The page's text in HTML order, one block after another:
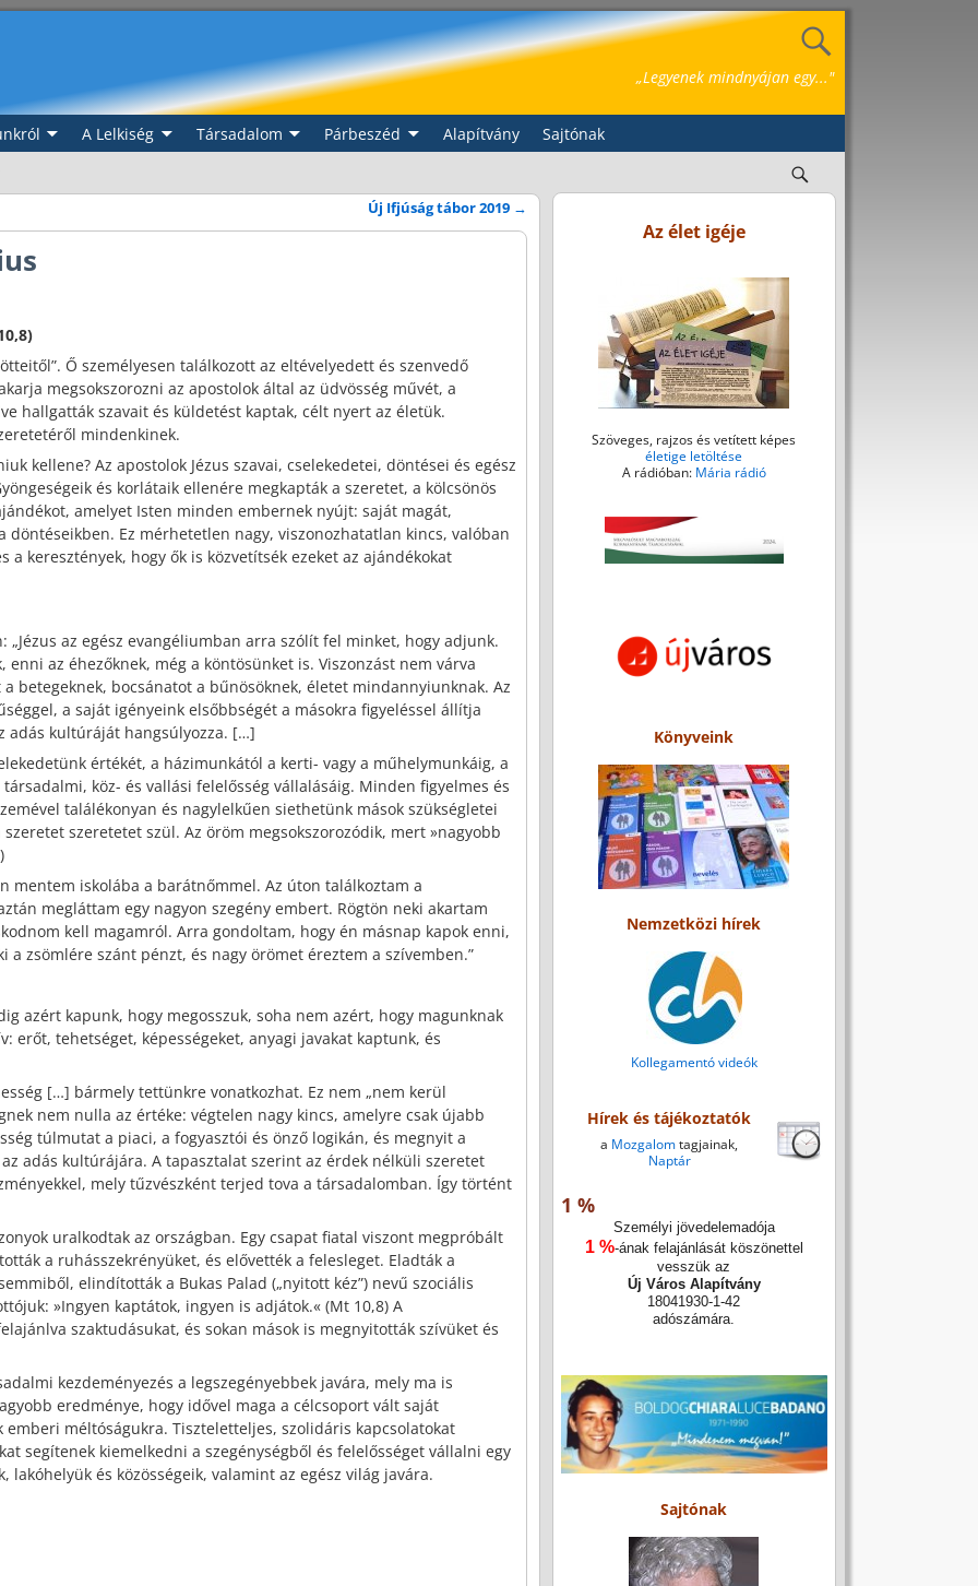
„Legyenek mindnyájan egy..."
A Lelkiség Társadalom Párbeszéd Alapítvány
Sajtónak
Új Ifjúság tábor 2019 →
Ő személyesen találkozott az eltévelyedett és szenvedő
megsokszorozni az apostolok által az üdvösség művét, a
hallgatták szavait és küldetést kaptak, célt nyert az életük.
mindenkinek.
kellene? Az apostolok Jézus szavai, cselekedetei, döntései és egész
és korlátaik ellenére megkapták a szeretet, a kölcsönös
amelyet Isten minden embernek nyújt: saját magát,
Ez mérhetetlen nagy, viszonozhatatlan kincs, valóban
a keresztények, hogy ők is közvetítsék ezeket az ajándékokat
az egész evangéliumban arra szólít fel minket, hogy adjunk.
enni az éhezőknek, még a köntösünket is. Viszonzást nem várva
betegeknek, bocsánatot a bűnösöknek, életet mindannyiunknak. Az
a saját igényeink elsőbbségét a másokra figyeléssel állítja
adás kultúráját hangsúlyozza. […]
értékét, a házimunkától a kerti- vagy a műhelymunkáig, a
köz- és vallási felelősség vállalásáig. Minden figyelmes és
találékonyan és nagylelkűen siethetünk mások szükségletei
szeretetet szül. Az öröm megsokszorozódik, mert »nagyobb
mentem iskolába a barátnőmmel. Az úton találkoztam a
megláttam egy nagyon szegény embert. Rögtön neki akartam
kell magamról. Arra gondoltam, hogy én másnap kapok enni,
a zsömlére szánt pénzt, és nagy örömet éreztem a szívemben.”
azért kapunk, hogy megosszuk, soha nem azért, hogy magunknak
erőt, tehetséget, képességeket, anyagi javakat kaptunk, és
[…] bármely tettünkre vonatkozhat. Ez nem „nem kerül
nem nulla az értéke: végtelen nagy kincs, amelyre csak újabb
túlmutat a piaci, a fogyasztói és önző logikán, és megnyit a
adás kultúrájára. A tapasztalat szerint az érdek nélküli szeretet
mely tűzvészként terjed tova a társadalomban. Így történt
uralkodtak az országban. Egy csapat fiatal viszont megpróbált
a ruhásszekrényüket, és elővették a felesleget. Eladták a
elindították a Bukas Palad („nyitott kéz”) nevű szociális
»Ingyen kaptátok, ingyen is adjátok.« (Mt 10,8) A
szaktudásukat, és sokan mások is megnyitották szívüket és
kezdeményezés a legszegényebbek javára, mely ma is
eredménye, hogy idővel maga a célcsoport vált saját
méltóságukra. Tiszteletteljes, szolidáris kapcsolatokat
segítenek kiemelkedni a szegénységből és felelősséget vállalni egy
és közösségeik, valamint az egész világ javára.
Az élet igéje
Szöveges, rajzos és vetített képes
életige letöltése
A rádióban: Mária rádió
Könyveink
Nemzetközi hírek
Kollegamentó videók
Hírek és tájékoztatók
a Mozgalomtagjainak,
Naptár
1 %
Személyi jövedelemadója
1 %-ának felajánlását köszönettel
vesszük az
Új Város Alapítvány
18041930-1-42
adószámára.
Sajtónak